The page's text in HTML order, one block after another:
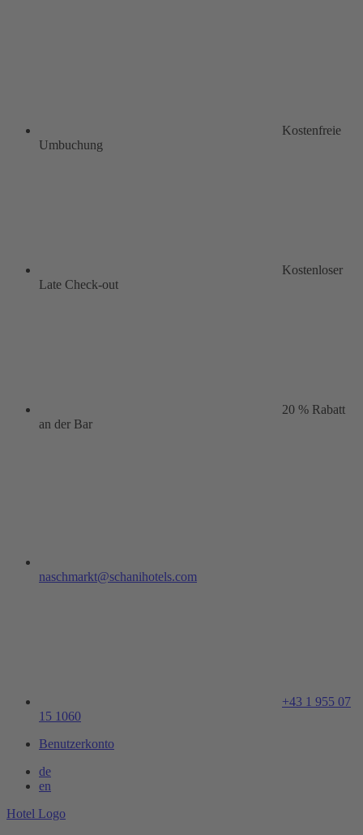
Kostenfreie
Umbuchung
Kostenloser
Late Check-out
20 % Rabatt
an der Bar
naschmarkt@schanihotels.com
+43 1 955 07
15 1060
Benutzerkonto
de
en
Hotel Logo